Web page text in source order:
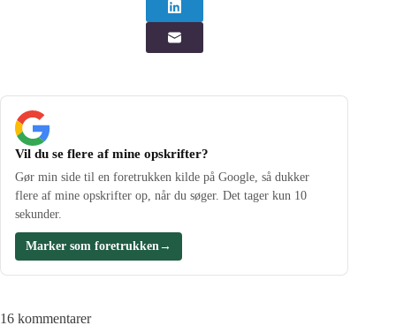
Vil du se flere af mine opskrifter?
Gør min side til en foretrukken kilde på Google, så dukker
flere af mine opskrifter op, når du søger. Det tager kun 10
sekunder.
Marker som foretrukken→
16 kommentarer